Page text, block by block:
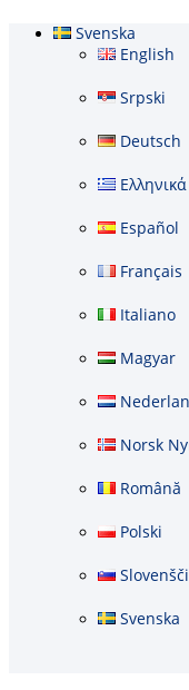
Svenska
English
Srpski
Deutsch
Ελληνικά
Español
Français
Italiano
Magyar
Norsk
Română
Polski
Svenska